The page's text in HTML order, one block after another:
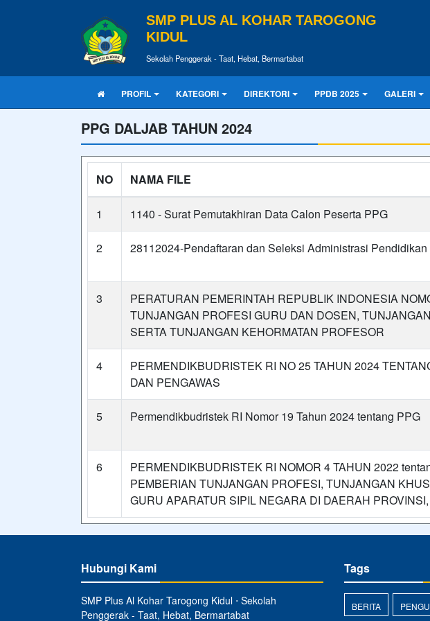
SMP PLUS AL KOHAR TAROGONG
KIDUL
Sekolah Penggerak - Taat, Hebat, Bermartabat
PROFIL KATEGORI DIREKTORI PPDB 2025 GALERI
PPG DALJAB TAHUN 2024
NO NAMA FILE
1 1140 - Surat Pemutakhiran Data Calon Peserta PPG
2 28112024-Pendaftaran dan Seleksi Administrasi
3
PERATURAN PEMERINTAH REPUBLIK INDONESIA
TUNJANGAN PROFESI GURU DAN DOSEN,
SERTA TUNJANGAN KEHORMATAN PROFESOR
4
PERMENDIKBUDRISTEK RI NO 25 TAHUN 2024
DAN PENGAWAS
5 Permendikbudristek RI Nomor 19 Tahun 2024 tentang PPG
6
PERMENDIKBUDRISTEK RI NOMOR 4 TAHUN 2022
PEMBERIAN TUNJANGAN PROFESI, TUNJANGAN
GURU APARATUR SIPIL NEGARA DI DAERAH
Hubungi Kami
SMP Plus Al Kohar Tarogong Kidul ⋅ Sekolah
Penggerak - Taat, Hebat, Bermartabat
Tags
BERITA